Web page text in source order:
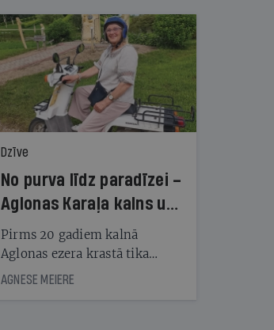
Dzīve
No purva līdz paradīzei –
Aglonas Karaļa kalns un
tā radītāji
Pirms 20 gadiem kalnā
Aglonas ezera krastā tika
uzstādītas pirmās koka
AGNESE MEIERE